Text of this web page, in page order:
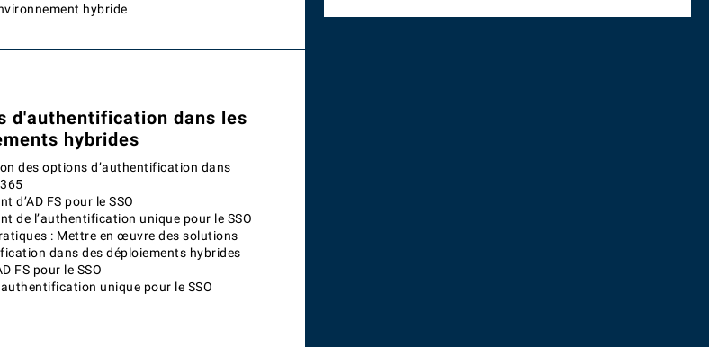
hybride
d'authentification dans les
hybrides
des options d’authentification dans
d’AD FS pour le SSO
de l’authentification unique pour le SSO
: Mettre en œuvre des solutions
dans des déploiements hybrides
FS pour le SSO
unique pour le SSO